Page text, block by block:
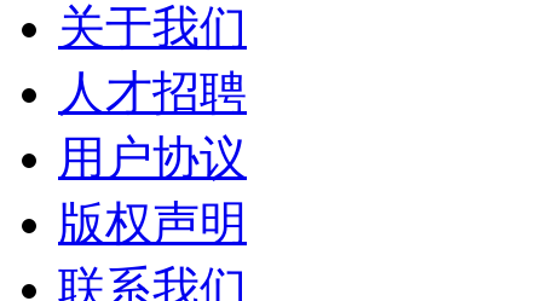
关于我们
人才招聘
用户协议
版权声明
联系我们